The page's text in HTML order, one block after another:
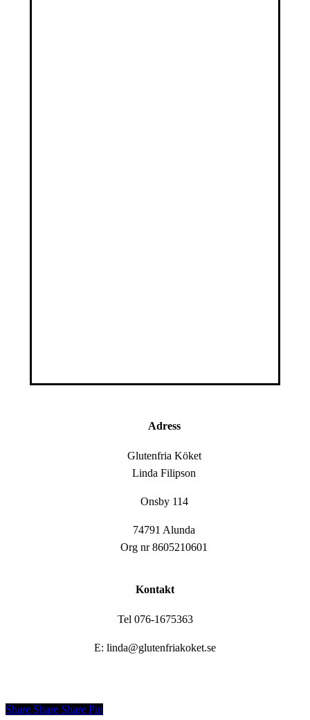
Adress
Glutenfria Köket
Linda Filipson
Onsby 114
74791 Alunda
Org nr 8605210601
Kontakt
Tel 076-1675363
E: linda@glutenfriakoket.se
Share
Share Share Share Pin